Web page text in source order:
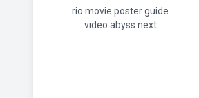
rio movie poster guide
video abyss next